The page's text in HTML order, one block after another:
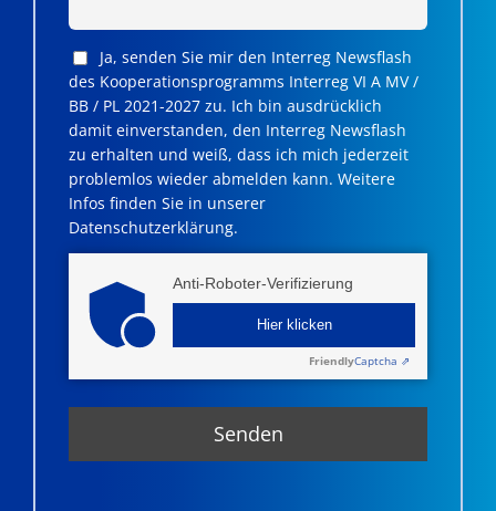
Ja, senden Sie mir den Interreg Newsflash
des Kooperationsprogramms Interreg VI A MV /
BB / PL 2021-2027 zu. Ich bin ausdrücklich
damit einverstanden, den Interreg Newsflash
zu erhalten und weiß, dass ich mich jederzeit
problemlos wieder abmelden kann. Weitere
Infos finden Sie in unserer
Datenschutzerklärung.
Anti-Roboter-Verifizierung
Hier klicken
FriendlyCaptcha ⇗